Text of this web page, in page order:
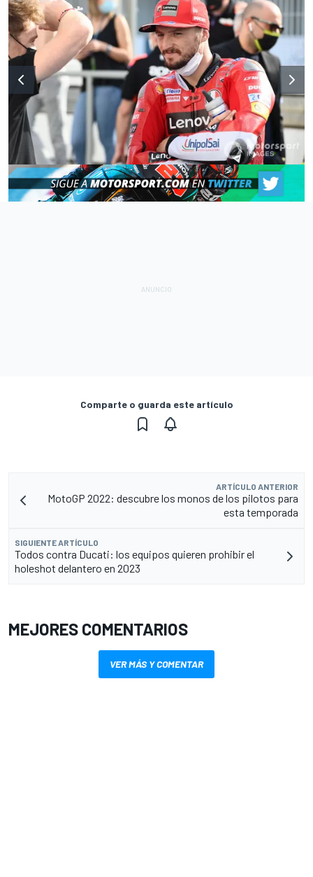
Comparte o guarda este artículo
ARTÍCULO ANTERIOR
MotoGP 2022: descubre los monos de los pilotos para
esta temporada
SIGUIENTE ARTÍCULO
Todos contra Ducati: los equipos quieren prohibir el
holeshot delantero en 2023
MEJORES COMENTARIOS
VER MÁS Y COMENTAR